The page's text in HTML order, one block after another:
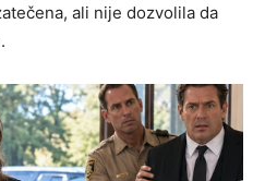
ali nije dozvolila da